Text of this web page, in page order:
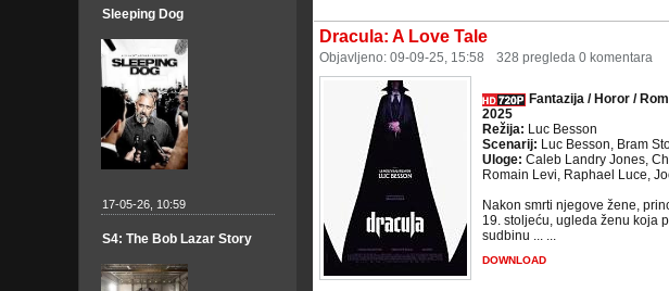
Dracula: A Love Tale
Objavljeno: 09-09-25, 15:58 328 pregleda 0 komentara
Fantazija / Horor /
2025
Režija: Luc Besson
Scenarij: Luc Besson, Bram
Uloge: Caleb Landry Jones,
Romain Levi, Raphael Luce,
Nakon smrti njegove žene,
19. stoljeću, ugleda ženu koja
sudbinu ... ...
DOWNLOAD
Sleeping Dog
17-05-26, 10:59
S4: The Bob Lazar Story